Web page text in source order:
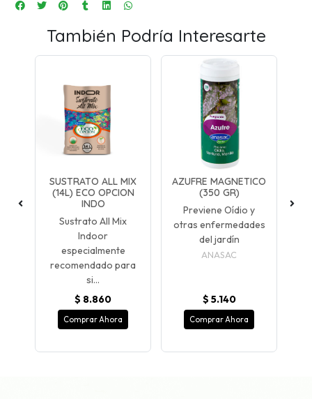
También Podría Interesarte
SUSTRATO ALL MIX
(14L) ECO OPCION
INDO
Sustrato All Mix
Indoor
especialmente
recomendado para
si...
$ 8.860
Comprar Ahora
AZUFRE MAGNETICO
(350 GR)
Previene Oídio y
otras enfermedades
del jardín
ANASAC
$ 5.140
Comprar Ahora